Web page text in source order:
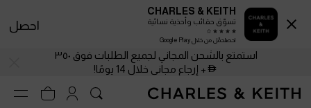
استمتع بالشحن المجاني لجميع الطلبات فوق ٣٥٠
+ إرجاع مجاني خلال 14 يومًا!
CHARLES & KEITH
تسوّق حقائب وأحذية نسائية
احصلحمّل من خلال Google Play
احصل